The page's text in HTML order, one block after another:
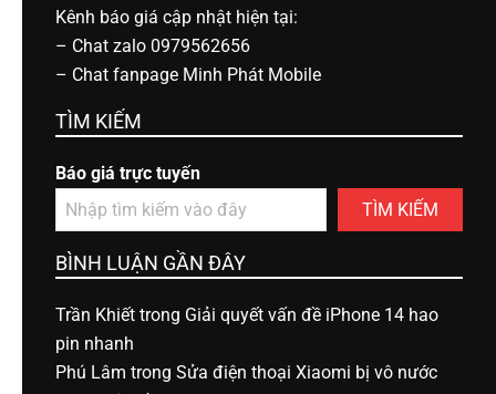
Kênh báo giá cập nhật hiện tại:
– Chat zalo 0979562656
– Chat fanpage Minh Phát Mobile
TÌM KIẾM
Báo giá trực tuyến
TÌM KIẾM
BÌNH LUẬN GẦN ĐÂY
Trần Khiết trong Giải quyết vấn đề iPhone 14 hao
pin nhanh
Phú Lâm trong Sửa điện thoại Xiaomi bị vô nước